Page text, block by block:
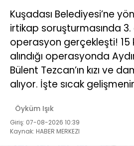
Kuşadası Belediyesi’ne
irtikap soruşturmasında
operasyon gerçekleşti! 15
alındığı operasyonda
Bülent Tezcan’ın kızı ve
alıyor. İşte sıcak
Öyküm Işık
Giriş: 07-08-2026 10:39
Kaynak: HABER MERKEZI